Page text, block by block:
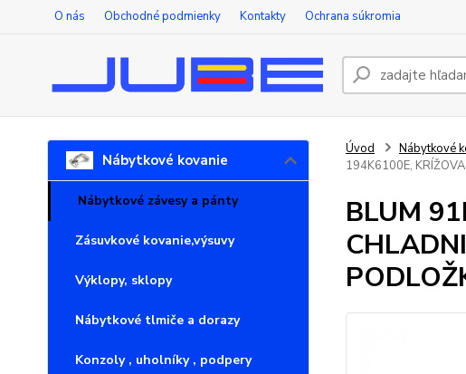
O nás Obchodné podmienky Kontakty Ochrana súkromia
Nábytkové kovanie
Nábytkové závesy a pánty
Zásuvkové kovanie,výsuvy
Výklopy, sklopy
Nábytkové tlmiče a dorazy
Konzoly , uholníky , podpery
Úvod Nábytkové
194K6100E,
BLUM